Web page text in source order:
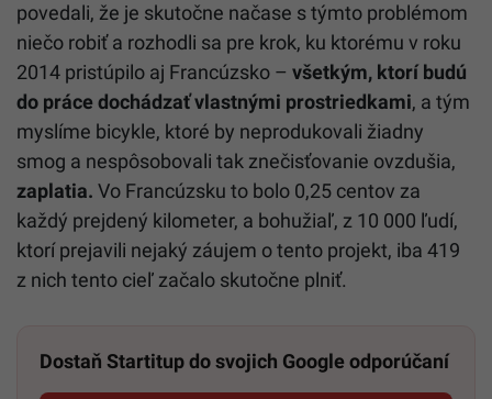
povedali, že je skutočne načase s týmto problémom
niečo robiť a rozhodli sa pre krok, ku ktorému v roku
2014 pristúpilo aj Francúzsko – všetkým, ktorí budú
do práce dochádzať vlastnými prostriedkami, a tým
myslíme bicykle, ktoré by neprodukovali žiadny
smog a nespôsobovali tak znečisťovanie ovzdušia,
zaplatia. Vo Francúzsku to bolo 0,25 centov za
každý prejdený kilometer, a bohužiaľ, z 10 000 ľudí,
ktorí prejavili nejaký záujem o tento projekt, iba 419
z nich tento cieľ začalo skutočne plniť.
Dostaň Startitup do svojich Google odporúčaní